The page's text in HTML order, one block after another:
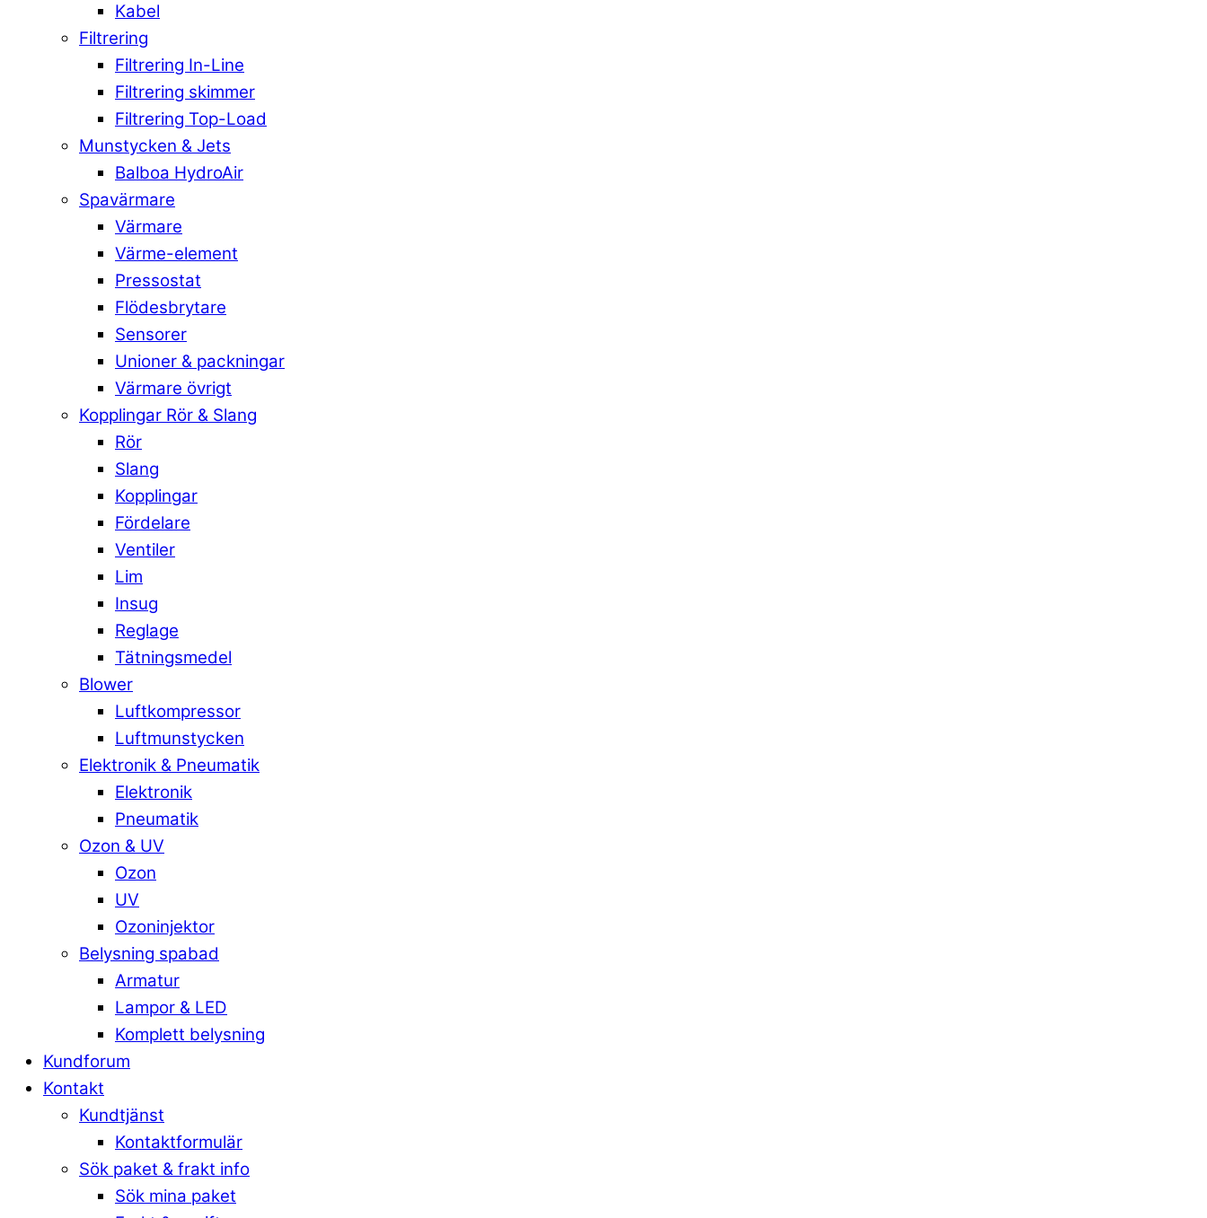
Kabel
Filtrering
Filtrering In-Line
Filtrering skimmer
Filtrering Top-Load
Munstycken & Jets
Balboa HydroAir
Spavärmare
Värmare
Värme-element
Pressostat
Flödesbrytare
Sensorer
Unioner & packningar
Värmare övrigt
Kopplingar Rör & Slang
Rör
Slang
Kopplingar
Fördelare
Ventiler
Lim
Insug
Reglage
Tätningsmedel
Blower
Luftkompressor
Luftmunstycken
Elektronik & Pneumatik
Elektronik
Pneumatik
Ozon & UV
Ozon
UV
Ozoninjektor
Belysning spabad
Armatur
Lampor & LED
Komplett belysning
Kundforum
Kontakt
Kundtjänst
Kontaktformulär
Sök paket & frakt info
Sök mina paket